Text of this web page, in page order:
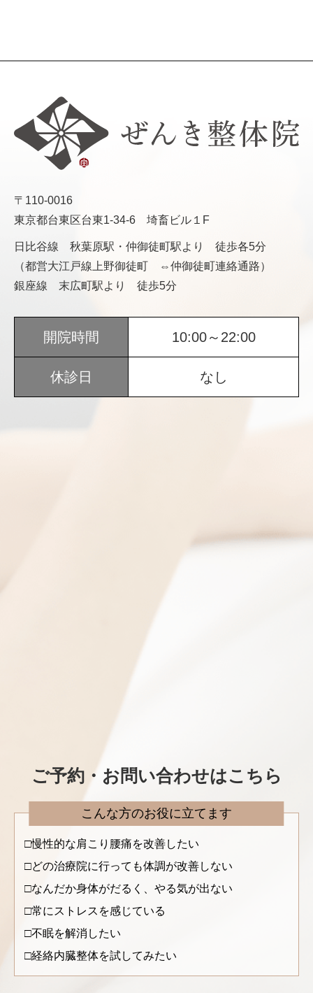
〒110-0016
東京都台東区台東1-34-6 埼畜ビル１F
日比谷線 秋葉原駅・仲御徒町駅より 徒歩各5分
（都営大江戸線上野御徒町 ⇔仲御徒町連絡通路）
銀座線 末広町駅より 徒歩5分
開院時間 10:00～22:00
休診日 なし
ご予約・お問い合わせはこちら
こんな方のお役に立てます
慢性的な肩こり腰痛を改善したい
どの治療院に行っても体調が改善しない
なんだか身体がだるく、やる気が出ない
常にストレスを感じている
不眠を解消したい
経絡内臓整体を試してみたい